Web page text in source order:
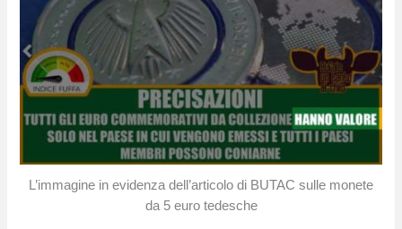
L’immagine in evidenza dell’articolo di BUTAC sulle monete
da 5 euro tedesche